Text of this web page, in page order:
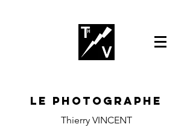
Le photographe
Thierry VINCENT